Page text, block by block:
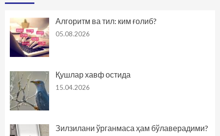
Алгоритм ва тил: ким ғолиб?
05.08.2026
Қушлар хавф остида
15.04.2026
Зилзилани ўрганмаса ҳам бўлаверадими?